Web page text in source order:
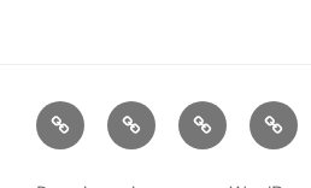
Strona
główna
Dlaczego
warto?
O
mnie
Opinie